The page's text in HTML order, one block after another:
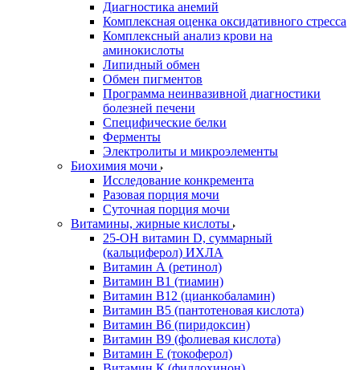
Диагностика анемий
Комплексная оценка оксидативного стресса
Комплексный анализ крови на
аминокислоты
Липидный обмен
Обмен пигментов
Программа неинвазивной диагностики
болезней печени
Специфические белки
Ферменты
Электролиты и микроэлементы
Биохимия мочи
Исследование конкремента
Разовая порция мочи
Суточная порция мочи
Витамины, жирные кислоты
25-OH витамин D, суммарный
(кальциферол) ИХЛА
Витамин А (ретинол)
Витамин В1 (тиамин)
Витамин В12 (цианкобаламин)
Витамин В5 (пантотеновая кислота)
Витамин В6 (пиридоксин)
Витамин В9 (фолиевая кислота)
Витамин Е (токоферол)